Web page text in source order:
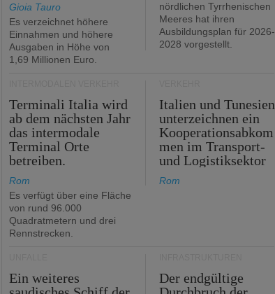
Gioia Tauro
Es verzeichnet höhere
Einnahmen und höhere
Ausgaben in Höhe von
1,69 Millionen Euro.
nördlichen Tyrrhenischen
Meeres hat ihren
Ausbildungsplan für 2026-
2028 vorgestellt.
Terminali Italia wird
ab dem nächsten Jahr
das intermodale
Terminal Orte
betreiben.
Rom
Es verfügt über eine Fläche
von rund 96.000
Quadratmetern und drei
Rennstrecken.
Italien und Tunesien
unterzeichnen ein
Kooperationsabkom
men im Transport-
und Logistiksektor
Rom
Ein weiteres
Der endgültige